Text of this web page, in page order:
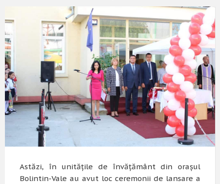
Astăzi, în unitățile de învățământ din orașul
Bolintin-Vale au avut loc ceremonii de lansare a